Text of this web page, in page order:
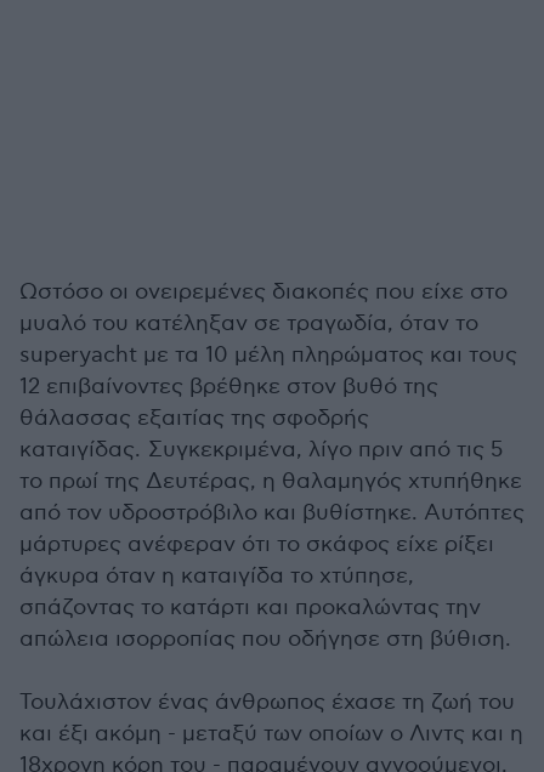
Ωστόσο οι ονειρεμένες διακοπές που είχε στο
μυαλό του κατέληξαν σε τραγωδία, όταν το
superyacht με τα 10 μέλη πληρώματος και τους
12 επιβαίνοντες βρέθηκε στον βυθό της
θάλασσας εξαιτίας της σφοδρής
καταιγίδας. Συγκεκριμένα, λίγο πριν από τις 5
το πρωί της Δευτέρας, η θαλαμηγός χτυπήθηκε
από τον υδροστρόβιλο και βυθίστηκε. Αυτόπτες
μάρτυρες ανέφεραν ότι το σκάφος είχε ρίξει
άγκυρα όταν η καταιγίδα το χτύπησε,
σπάζοντας το κατάρτι και προκαλώντας την
απώλεια ισορροπίας που οδήγησε στη βύθιση.
Τουλάχιστον ένας άνθρωπος έχασε τη ζωή του
και έξι ακόμη - μεταξύ των οποίων ο Λιντς και η
18χρονη κόρη του - παραμένουν αγνοούμενοι,